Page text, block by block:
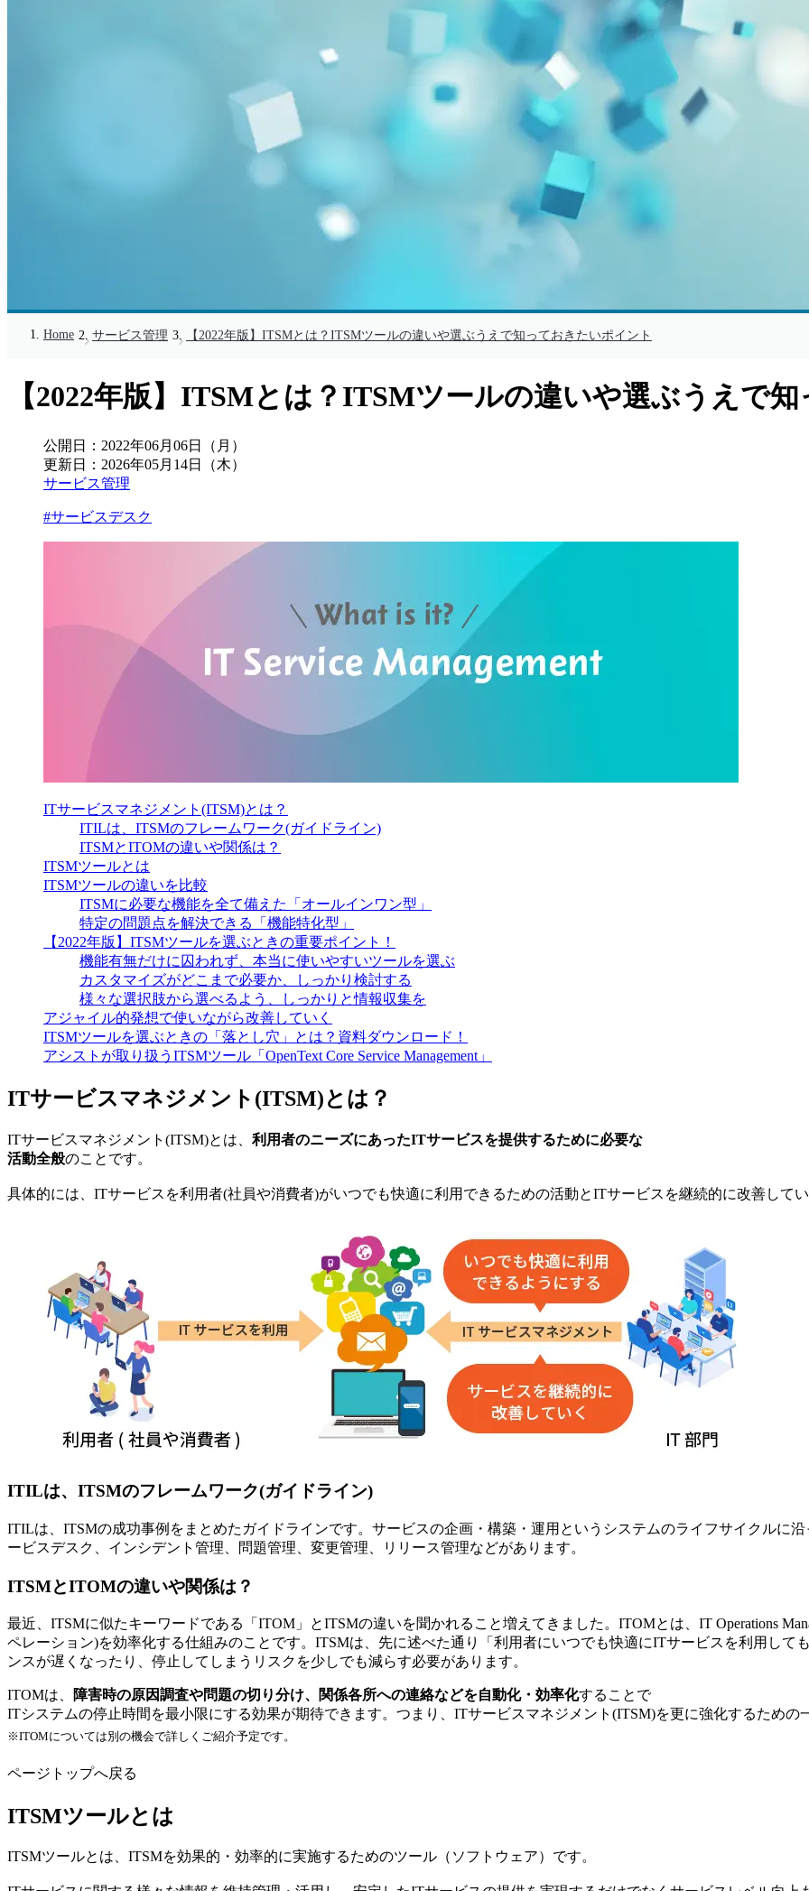
Home サービス管理 【2022年版】ITSMとは？ITSMツールの違いや選ぶうえで知っておきたいポイント
【2022年版】ITSMとは？ITSMツールの違いや選ぶうえで
公開日： 2022年06月06日（月）
更新日： 2026年05月14日（木）
サービス管理
#サービスデスク
ITサービスマネジメント(ITSM)とは？
ITILは、ITSMのフレームワーク(ガイドライン)
ITSMとITOMの違いや関係は？
ITSMツールとは
ITSMツールの違いを比較
ITSMに必要な機能を全て備えた「オールインワン型」
特定の問題点を解決できる「機能特化型」
【2022年版】ITSMツールを選ぶときの重要ポイント！
機能有無だけに囚われず、本当に使いやすいツールを選ぶ
カスタマイズがどこまで必要か、しっかり検討する
様々な選択肢から選べるよう、しっかりと情報収集を
アジャイル的発想で使いながら改善していく
ITSMツールを選ぶときの「落とし穴」とは？資料ダウンロード！
アシストが取り扱うITSMツール「OpenText Core Service Management」
ITサービスマネジメント(ITSM)とは？
ITサービスマネジメント(ITSM)とは、 利用者のニーズにあったITサービスを提供するために必要な
活動全般のことです。
具体的には、ITサービスを利用者(社員や消費者)がいつでも快適に利用できるための活動とITサービスを継続的に改善してい
ITILは、ITSMのフレームワーク(ガイドライン)
ITILは、ITSMの成功事例をまとめたガイドラインです。サービスの企画・構築・運用というシステムのライフサイクルに
ービスデスク、インシデント管理、問題管理、変更管理、リリース管理などがあります。
ITSMとITOMの違いや関係は？
最近、ITSMに似たキーワードである「ITOM」とITSMの違いを聞かれること増えてきました。ITOMとは、IT Operations
ペレーション)を効率化する仕組みのことです。ITSMは、先に述べた通り「利用者にいつでも快適にITサービスを利用して
ンスが遅くなったり、停止してしまうリスクを少しでも減らす必要があります。
ITOMは、 障害時の原因調査や問題の切り分け、関係各所への連絡などを自動化・効率化することで
ITシステムの停止時間を最小限にする効果が期待できます。つまり、ITサービスマネジメント(ITSM)を更に強化するための
※ITOMについては別の機会で詳しくご紹介予定です。
ページトップへ戻る
ITSMツールとは
ITSMツールとは、ITSMを効果的・効率的に実施するためのツール（ソフトウェア）です。